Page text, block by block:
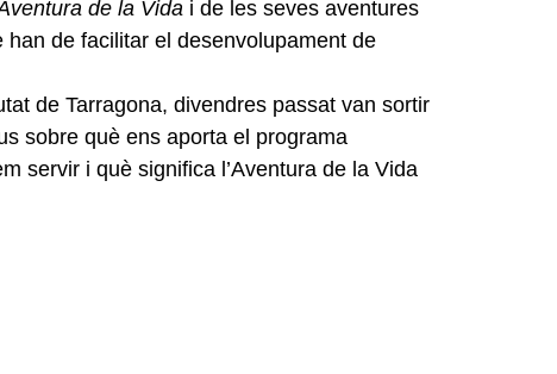
de la Vida i de les seves aventures
de facilitar el desenvolupament de
de Tarragona, divendres passat van sortir
sobre què ens aporta el programa
servir i què significa l’Aventura de la Vida